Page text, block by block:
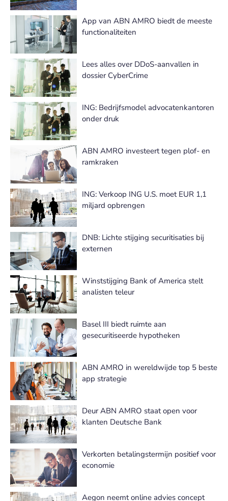
App van ABN AMRO biedt de meeste
functionaliteiten
Lees alles over DDoS-aanvallen in
dossier CyberCrime
ING: Bedrijfsmodel advocatenkantoren
onder druk
ABN AMRO investeert tegen plof- en
ramkraken
ING: Verkoop ING U.S. moet EUR 1,1
miljard opbrengen
DNB: Lichte stijging securitisaties bij
externen
Winststijging Bank of America stelt
analisten teleur
Basel III biedt ruimte aan
gesecuritiseerde hypotheken
ABN AMRO in wereldwijde top 5 beste
app strategie
Deur ABN AMRO staat open voor
klanten Deutsche Bank
Verkorten betalingstermijn positief voor
economie
Aegon neemt online advies concept